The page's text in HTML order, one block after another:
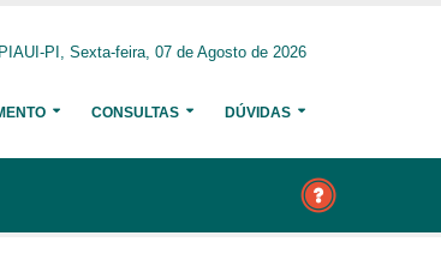
PI, Sexta-feira, 07 de Agosto de 2026
CONSULTAS DÚVIDAS